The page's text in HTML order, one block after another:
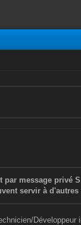
par message privé
servir à d'autres
Développeur